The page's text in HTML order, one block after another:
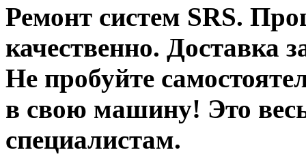
Ремонт систем SRS.
качественно. Доставка
Не пробуйте
в свою машину! Это
специалистам.